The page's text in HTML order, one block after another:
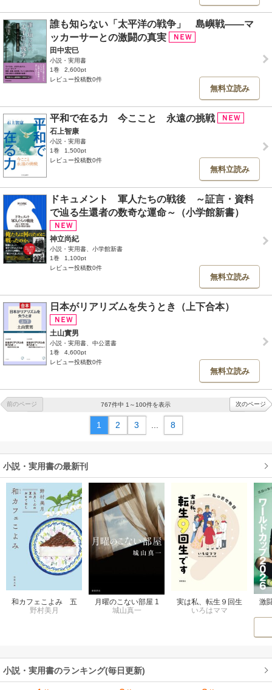
誰も知らない「太平洋の戦争」 島嶼戦――マ
ッカーサーとの激闘の真実
田中宏巳
小説・実用書
1巻
2,600pt
レビュー投稿数0件
無料立読み
平和で在る力 今ここと 永遠の挑戦
石上智康
小説・実用書
1巻
1,500pt
レビュー投稿数0件
無料立読み
ドキュメント 軍人たちの戦後 ～証言・資料
で辿る生還者の数奇な運命～（小学館新書）
神立尚紀
小説・実用書、小学館新書
1巻
1,100pt
レビュー投稿数0件
無料立読み
日本がリアリズムを失うとき（上下合本）
土山實男
小説・実用書、中公選書
1巻
4,600pt
レビュー投稿数0件
無料立読み
前のページ 767件中 1～100件を表示 次のページ
1 2 3 ... 8
小説・実用書の最新刊
和カフェこよみ 五
月くんの夏のおもて
野村美月
月曜のこない部屋 1
巻
城山真一
実は私、転生９回生
です マンガ 私の
いろはママ
激
ド
小説・実用書のランキング(毎日更新)